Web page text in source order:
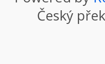
Český